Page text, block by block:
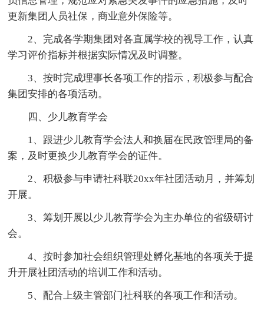
更新集团人员社保，商业意外保险等。
2、完成各学期集团对各直属学校的视导工作，认真
学习评价指标并根据实际情况及时调整。
3、按时完成理事长各项工作的指示，积极参与配合
集团安排的各项活动。
四、少儿教育学会
1、跟进少儿教育学会法人和换届在民政管理局的备
案，及时更换少儿教育学会的证件。
2、积极参与申请社科联20xx年社团活动月，并筹划
开展。
3、筹划开展以少儿教育学会为主办单位的省级研讨
会。
4、按时参加社会组织管理处孵化基地的各项关于提
升开展社团活动的培训工作和活动。
5、配合上级主管部门社科联的各项工作和活动。